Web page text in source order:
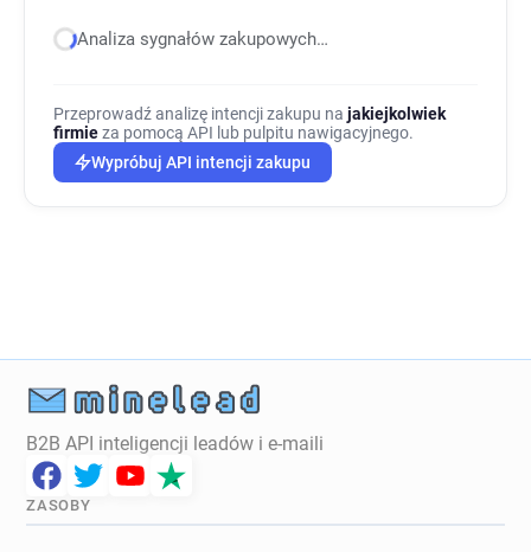
Analiza sygnałów zakupowych…
Przeprowadź analizę intencji zakupu na jakiejkolwiek
firmieza pomocą API lub pulpitu nawigacyjnego.
Wypróbuj API intencji zakupu
B2B API inteligencji leadów i e-maili
ZASOBY